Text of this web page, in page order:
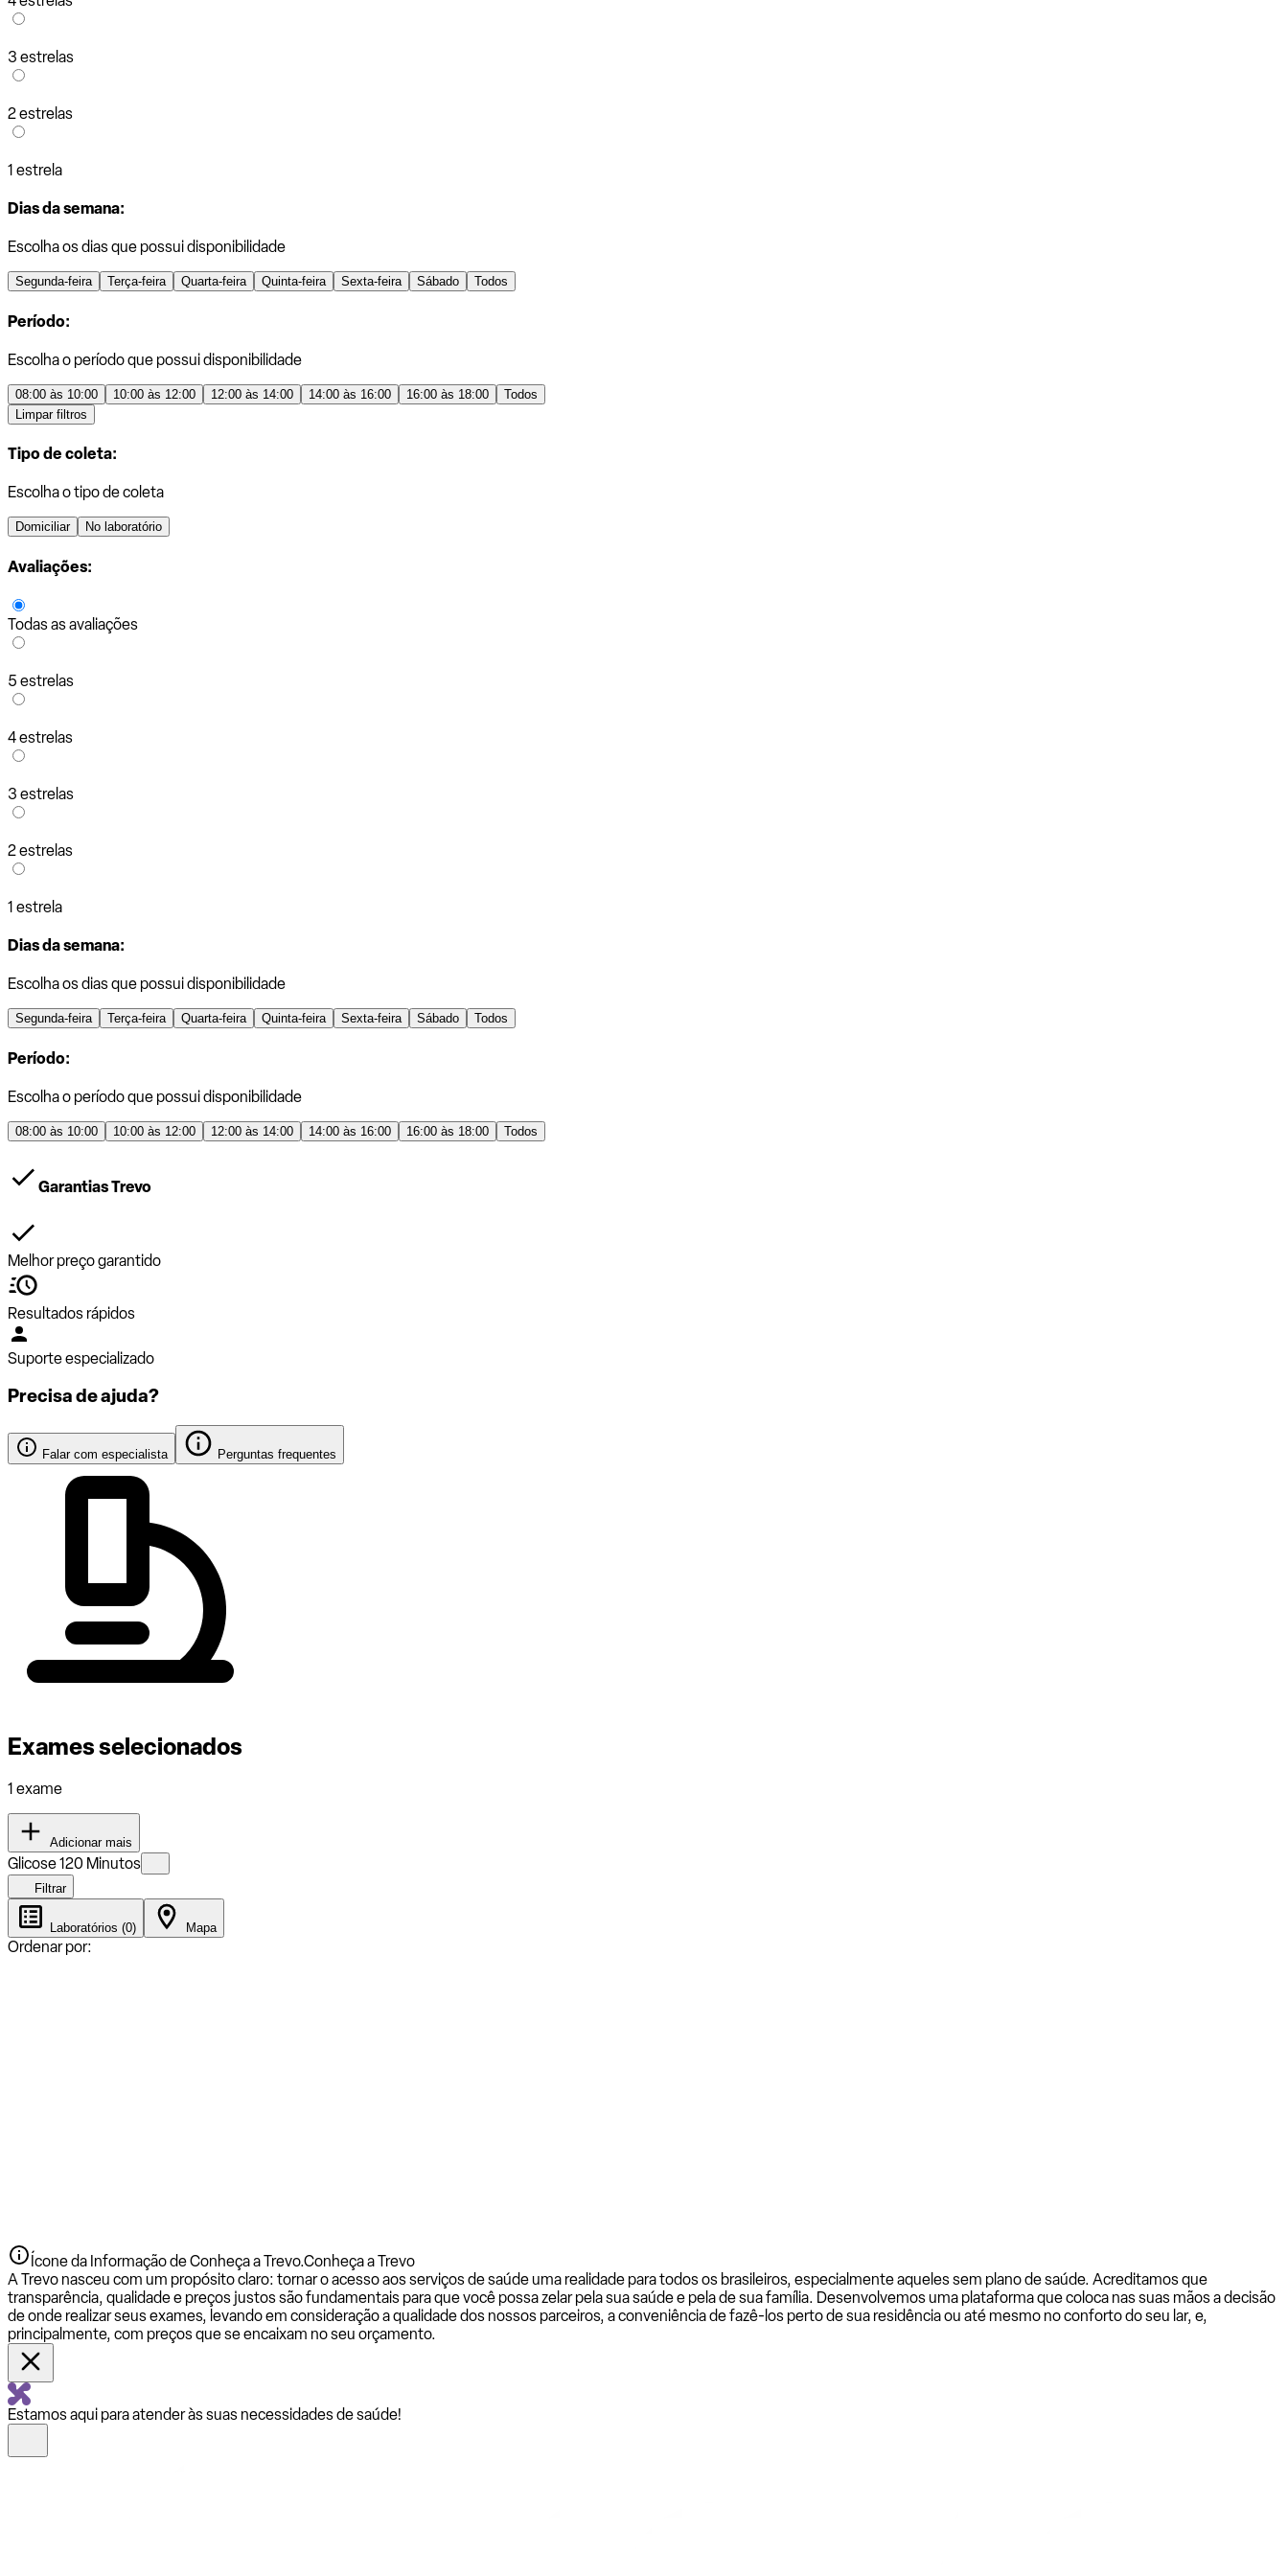
3 estrelas
2 estrelas
1 estrela
Dias da semana:
Escolha os dias que possui disponibilidade
Segunda-feira Terça-feira Quarta-feira Quinta-feira Sexta-feira Sábado Todos
Período:
Escolha o período que possui disponibilidade
08:00 às 10:00 10:00 às 12:00 12:00 às 14:00 14:00 às 16:00 16:00 às 18:00
Todos
Limpar filtros
Tipo de coleta:
Escolha o tipo de coleta
Domiciliar No laboratório
Avaliações:
Todas as avaliações
5 estrelas
4 estrelas
3 estrelas
2 estrelas
1 estrela
Dias da semana:
Escolha os dias que possui disponibilidade
Segunda-feira Terça-feira Quarta-feira Quinta-feira Sexta-feira Sábado Todos
Período:
Escolha o período que possui disponibilidade
08:00 às 10:00 10:00 às 12:00 12:00 às 14:00 14:00 às 16:00 16:00 às 18:00 Todos
Garantias Trevo
Melhor preço garantido
Resultados rápidos
Suporte especializado
Precisa de ajuda?
Falar com especialista Perguntas frequentes
Exames selecionados
1 exame
Adicionar mais
Glicose 120 Minutos
Filtrar
Laboratórios (0) Mapa
Ordenar por:
Ícone da Informação de Conheça a Trevo.Conheça a Trevo
A Trevo nasceu com um propósito claro: tornar o acesso aos serviços de saúde uma realidade para todos os brasileiros, especialmente aqueles sem plano de saúde. Acreditamos que
transparência, qualidade e preços justos são fundamentais para que você possa zelar pela sua saúde e pela de sua família. Desenvolvemos uma plataforma que coloca nas suas mãos a decisão
de onde realizar seus exames, levando em consideração a qualidade dos nossos parceiros, a conveniência de fazê-los perto de sua residência ou até mesmo no conforto do seu lar, e,
principalmente, com preços que se encaixam no seu orçamento.
Estamos aqui para atender às suas necessidades de saúde!